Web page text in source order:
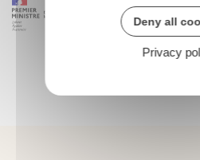
Deny all
Privacy